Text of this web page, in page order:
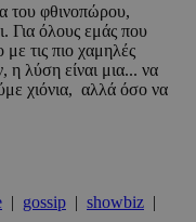
του φθινοπώρου,
Για όλους εμάς που
τις πιο χαμηλές
η λύση είναι μια... να
χιόνια, αλλά όσο να
| gossip | showbiz |